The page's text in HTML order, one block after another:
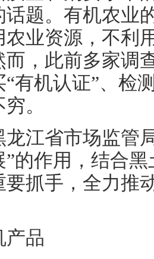
话题。有机农业
农业资源，不利
而，此前多家调
“有机认证”、检
。
龙江省市场监管
的作用，结合
要抓手，全力推
产品